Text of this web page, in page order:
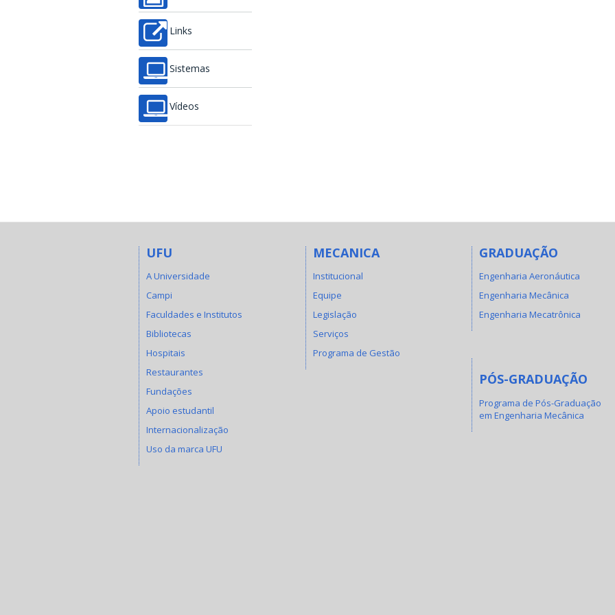
Links
Sistemas
Vídeos
UFU
A Universidade
Campi
Faculdades e Institutos
Bibliotecas
Hospitais
Restaurantes
Fundações
Apoio estudantil
Internacionalização
Uso da marca UFU
MECANICA
Institucional
Equipe
Legislação
Serviços
Programa de Gestão
GRADUAÇÃO
Engenharia Aeronáutica
Engenharia Mecânica
Engenharia Mecatrônica
PÓS-GRADUAÇÃO
Programa de Pós-Graduação
em Engenharia Mecânica